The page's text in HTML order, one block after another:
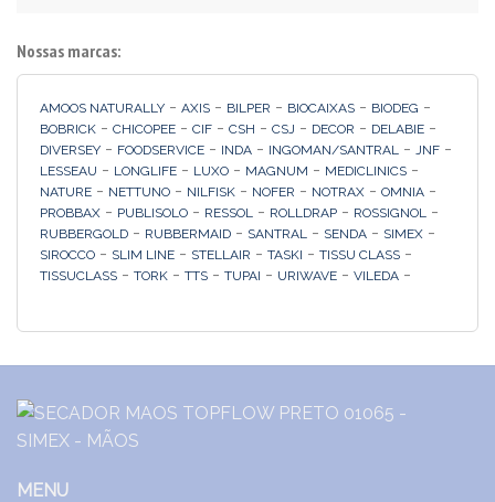
Nossas marcas:
AMOOS NATURALLY - AXIS - BILPER - BIOCAIXAS - BIODEG -
BOBRICK - CHICOPEE - CIF - CSH - CSJ - DECOR - DELABIE -
DIVERSEY - FOODSERVICE - INDA - INGOMAN/SANTRAL - JNF -
LESSEAU - LONGLIFE - LUXO - MAGNUM - MEDICLINICS -
NATURE - NETTUNO - NILFISK - NOFER - NOTRAX - OMNIA -
PROBBAX - PUBLISOLO - RESSOL - ROLLDRAP - ROSSIGNOL -
RUBBERGOLD - RUBBERMAID - SANTRAL - SENDA - SIMEX -
SIROCCO - SLIM LINE - STELLAIR - TASKI - TISSU CLASS -
TISSUCLASS - TORK - TTS - TUPAI - URIWAVE - VILEDA -
MENU